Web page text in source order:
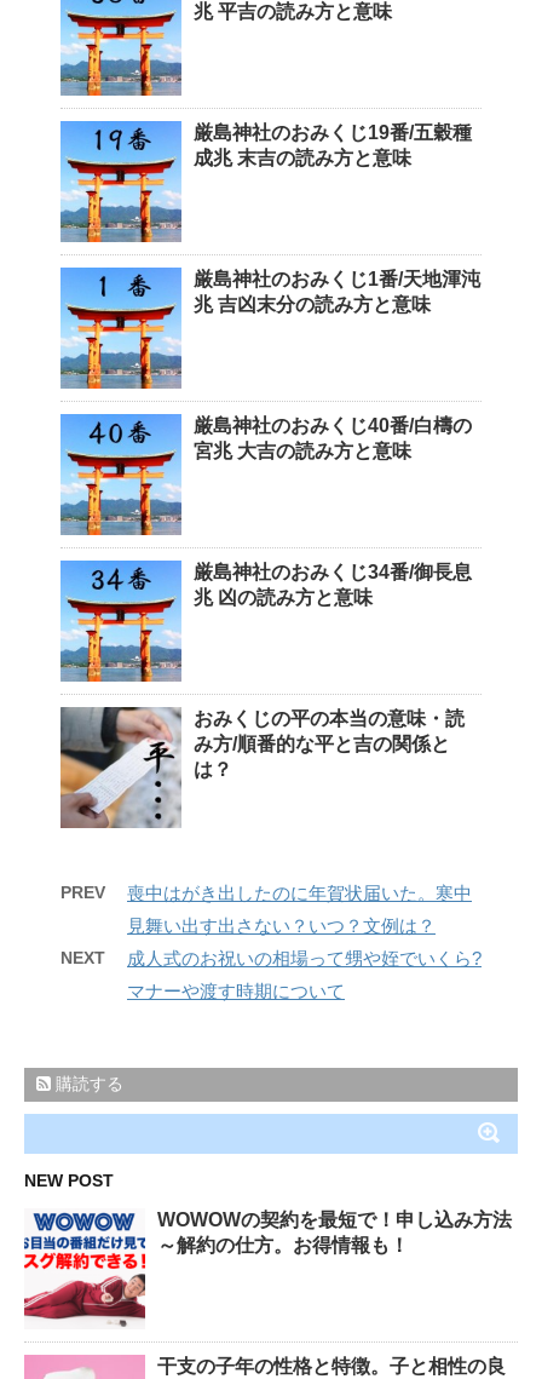
兆 平吉の読み方と意味
厳島神社のおみくじ19番/五穀種
成兆 末吉の読み方と意味
厳島神社のおみくじ1番/天地渾沌
兆 吉凶末分の読み方と意味
厳島神社のおみくじ40番/白檮の
宮兆 大吉の読み方と意味
厳島神社のおみくじ34番/御長息
兆 凶の読み方と意味
おみくじの平の本当の意味・読
み方/順番的な平と吉の関係と
は？
PREV
喪中はがき出したのに年賀状届いた。寒中
見舞い出す出さない？いつ？文例は？
NEXT
成人式のお祝いの相場って甥や姪でいくら?
マナーや渡す時期について
購読する
NEW POST
WOWOWの契約を最短で！申し込み方法
～解約の仕方。お得情報も！
干支の子年の性格と特徴。子と相性の良